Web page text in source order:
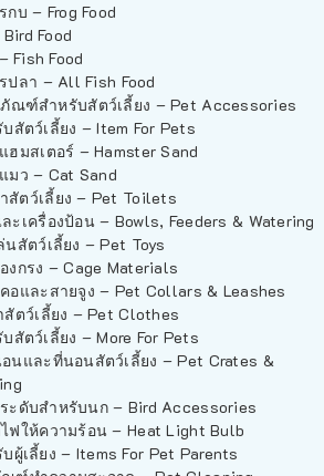
กบ – Frog Food
Food
Fish Food
ปลา – All Fish Food
ณฑ์สำหรับสัตว์เลี้ยง – Pet Accessories
สัตว์เลี้ยง – Item For Pets
ฮมสเตอร์ – Hamster Sand
มว – Cat Sand
สัตว์เลี้ยง – Pet Toilets
ะเครื่องป้อน – Bowls, Feeders & Watering
นสัตว์เลี้ยง – Pet Toys
งกรง – Cage Materials
อและสายจูง – Pet Collars & Leashes
สัตว์เลี้ยง – Pet Clothes
สัตว์เลี้ยง – More For Pets
นและที่นอนสัตว์เลี้ยง – Pet Crates &
ะดับสำหรับนก – Bird Accessories
ฟให้ความร้อน – Heat Light Bulb
ผู้เลี้ยง – Items For Pet Parents